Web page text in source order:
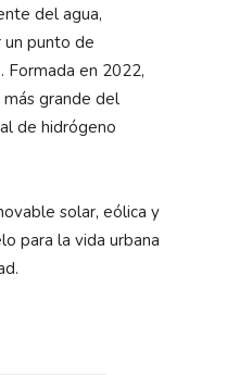
del agua,
un punto de
Formada en 2022,
grande del
de hidrógeno
solar, eólica y
para la vida urbana